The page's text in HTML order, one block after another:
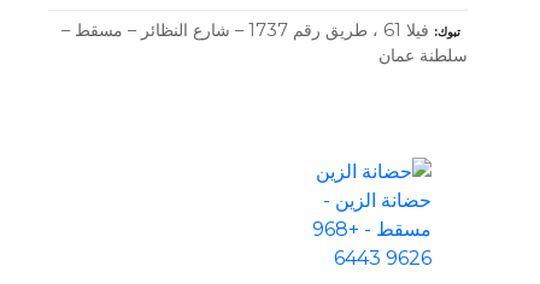
تبوك
فيلا 61 ، طريق رقم 1737 – شارع النظائر – مسقط –
سلطنة عمان